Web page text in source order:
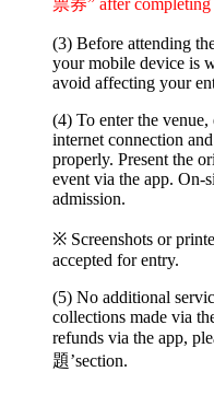
(3) Before attending
your mobile device is
avoid affecting your
(4) To enter the
internet connection
properly. Present the
event via the app.
admission.
※ Screenshots or
accepted for entry.
(5) No additional
collections made via
refunds via the app,
題’section.